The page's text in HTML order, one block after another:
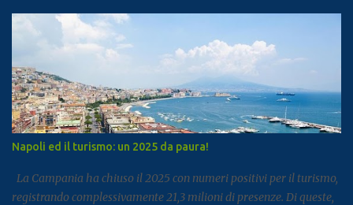
Napoli ed il turismo: un 2025 da paura!
La Campania ha chiuso il 2025 con numeri positivi per il turismo,
registrando complessivamente 21,3 milioni di presenze. Di queste,